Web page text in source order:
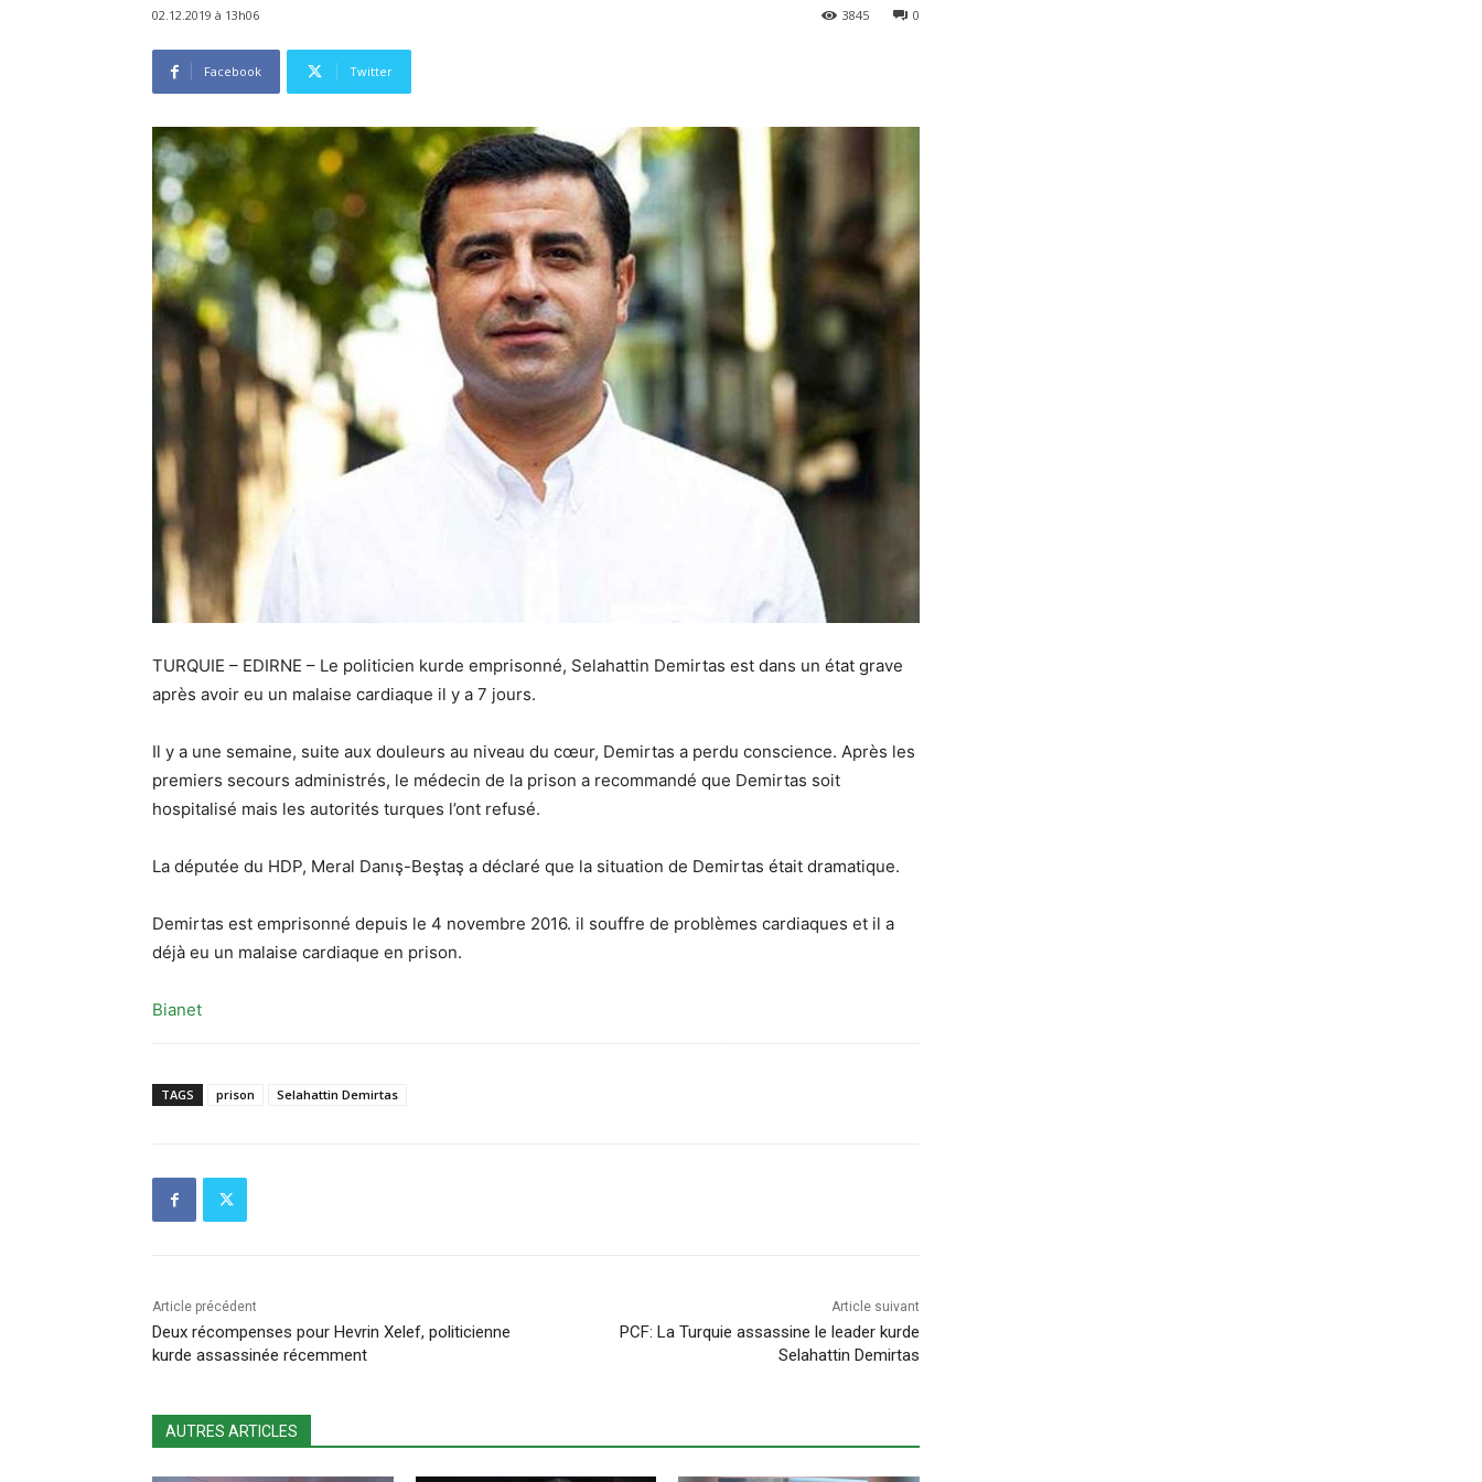
02.12.2019 à 13h06 0
3845
Facebook Twitter
TURQUIE – EDIRNE – Le politicien kurde emprisonné, Selahattin Demirtas est dans un état grave
après avoir eu un malaise cardiaque il y a 7 jours.
Il y a une semaine, suite aux douleurs au niveau du cœur, Demirtas a perdu conscience. Après les
premiers secours administrés, le médecin de la prison a recommandé que Demirtas soit
hospitalisé mais les autorités turques l’ont refusé.
La députée du HDP, Meral Danış-Beştaş a déclaré que la situation de Demirtas était dramatique.
Demirtas est emprisonné depuis le 4 novembre 2016. il souffre de problèmes cardiaques et il a
déjà eu un malaise cardiaque en prison.
Bianet
TAGS prison Selahattin Demirtas
Article précédent
Deux récompenses pour Hevrin Xelef, politicienne
kurde assassinée récemment
Article suivant
PCF: La Turquie assassine le leader kurde
Selahattin Demirtas
AUTRES ARTICLES